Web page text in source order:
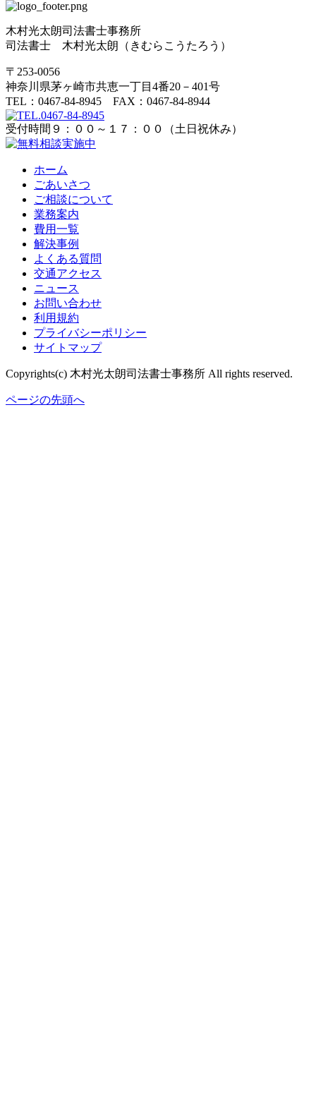
木村光太朗司法書士事務所
司法書士 木村光太朗（きむらこうたろう）
〒253-0056
神奈川県茅ヶ崎市共恵一丁目4番20－401号
TEL：0467-84-8945 FAX：0467-84-8944
受付時間９：００～１７：００（土日祝休み）
ホーム
ごあいさつ
ご相談について
業務案内
費用一覧
解決事例
よくある質問
交通アクセス
ニュース
お問い合わせ
利用規約
プライバシーポリシー
サイトマップ
Copyrights(c) 木村光太朗司法書士事務所 All rights reserved.
ページの先頭へ